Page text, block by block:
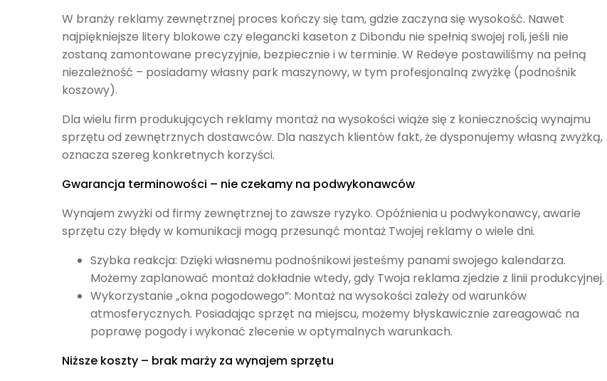
W branży reklamy zewnętrznej proces kończy się tam, gdzie zaczyna się wysokość. Nawet
najpiękniejsze litery blokowe czy elegancki kaseton z Dibondu nie spełnią swojej roli, jeśli nie
zostaną zamontowane precyzyjnie, bezpiecznie i w terminie. W Redeye postawiliśmy na pełną
niezależność – posiadamy własny park maszynowy, w tym profesjonalną zwyżkę (podnośnik
koszowy).
Dla wielu firm produkujących reklamy montaż na wysokości wiąże się z koniecznością wynajmu
sprzętu od zewnętrznych dostawców. Dla naszych klientów fakt, że dysponujemy własną zwyżką,
oznacza szereg konkretnych korzyści.
Gwarancja terminowości – nie czekamy na podwykonawców
Wynajem zwyżki od firmy zewnętrznej to zawsze ryzyko. Opóźnienia u podwykonawcy, awarie
sprzętu czy błędy w komunikacji mogą przesunąć montaż Twojej reklamy o wiele dni.
Szybka reakcja: Dzięki własnemu podnośnikowi jesteśmy panami swojego kalendarza.
Możemy zaplanować montaż dokładnie wtedy, gdy Twoja reklama zjedzie z linii produkcyjnej.
Wykorzystanie „okna pogodowego”: Montaż na wysokości zależy od warunków
atmosferycznych. Posiadając sprzęt na miejscu, możemy błyskawicznie zareagować na
poprawę pogody i wykonać zlecenie w optymalnych warunkach.
Niższe koszty – brak marży za wynajem sprzętu